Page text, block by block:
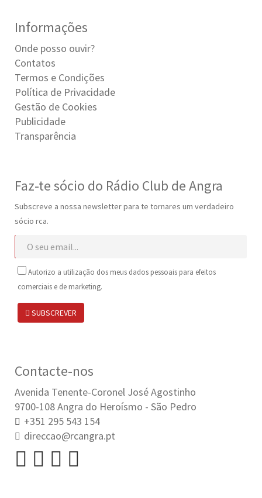
Informações
Onde posso ouvir?
Contatos
Termos e Condições
Política de Privacidade
Gestão de Cookies
Publicidade
Transparência
Faz-te sócio do Rádio Club de Angra
Subscreve a nossa newsletter para te tornares um verdadeiro
sócio rca.
Autorizo a utilização dos meus dados pessoais para efeitos
comerciais e de marketing.
SUBSCREVER
Contacte-nos
Avenida Tenente-Coronel José Agostinho
9700-108 Angra do Heroísmo - São Pedro
+351 295 543 154
direccao@rcangra.pt